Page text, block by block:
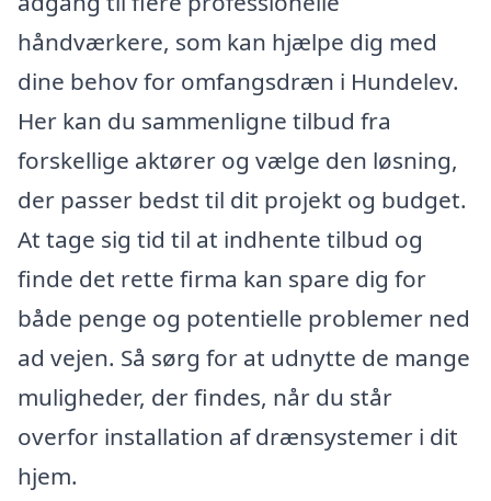
håndværkere, som kan hjælpe dig med
dine behov for omfangsdræn i Hundelev.
Her kan du sammenligne tilbud fra
forskellige aktører og vælge den løsning,
der passer bedst til dit projekt og budget.
At tage sig tid til at indhente tilbud og
finde det rette firma kan spare dig for
både penge og potentielle problemer ned
ad vejen. Så sørg for at udnytte de mange
muligheder, der findes, når du står
overfor installation af drænsystemer i dit
hjem.